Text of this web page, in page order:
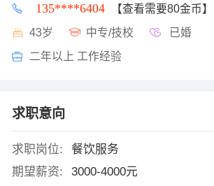
135****6404 【查看需要80金币】
43岁 中专/技校 已婚
二年以上 工作经验
求职意向
求职岗位:
餐饮服务
期望薪资:
3000-4000元